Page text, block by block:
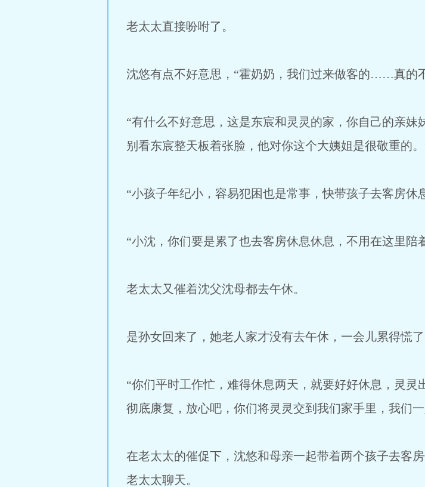
老太太直接吩咐了。
沈悠有点不好意思，“霍奶奶，我们过来做客的……真的
“有什么不好意思，这是东宸和灵灵的家，你自己的亲妹
别看东宸整天板着张脸，他对你这个大姨姐是很敬重的。
“小孩子年纪小，容易犯困也是常事，快带孩子去客房休
“小沈，你们要是累了也去客房休息休息，不用在这里陪
老太太又催着沈父沈母都去午休。
是孙女回来了，她老人家才没有去午休，一会儿累得慌
“你们平时工作忙，难得休息两天，就要好好休息，灵
彻底康复，放心吧，你们将灵灵交到我们家手里，我们
在老太太的催促下，沈悠和母亲一起带着两个孩子去客
老太太聊天。